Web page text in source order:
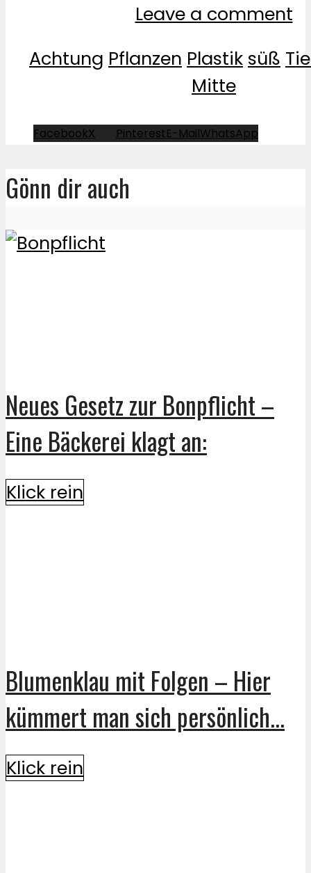
Leave a comment
Achtung Pflanzen Plastik süß
Mitte
FacebookX PinterestE-MailWhatsApp
Gönn dir auch
Neues Gesetz zur Bonpflicht –
Eine Bäckerei klagt an:
Klick rein
Blumenklau mit Folgen – Hier
kümmert man sich persönlich...
Klick rein